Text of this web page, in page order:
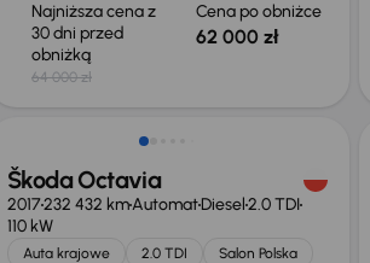
Najniższa cena z
30 dni przed
obniżką
64 000 zł
Cena po obniżce
62 000 zł
Taniej o 1 500 zł
Škoda Octavia
2017232 432 kmAutomatDiesel2.0 TDI
110 kW
Auta krajowe 2.0 TDI
Salon Polska